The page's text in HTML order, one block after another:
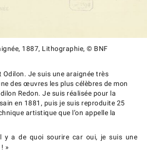
1887, Lithographie, © BNF
Odilon. Je suis une araignée très
des œuvres les plus célèbres de mon
Redon. Je suis réalisée pour la
en 1881, puis je suis reproduite 25
artistique que l’on appelle la
y a de quoi sourire car oui, je suis une
»